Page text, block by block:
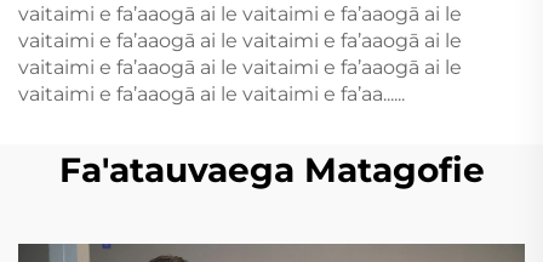
vaitaimi e fa’aaogā ai le vaitaimi e fa’aaogā ai le
vaitaimi e fa’aaogā ai le vaitaimi e fa’aaogā ai le
vaitaimi e fa’aaogā ai le vaitaimi e fa’aaogā ai le
vaitaimi e fa’aaogā ai le vaitaimi e fa’aa......
Fa'atauvaega Matagofie